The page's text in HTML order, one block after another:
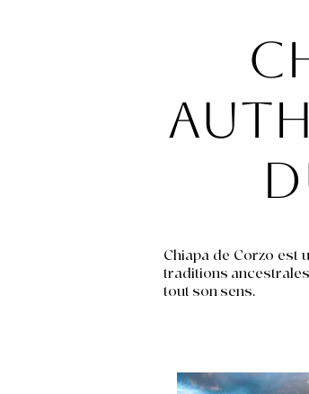
Chiapa de Corzo est
traditions
tout son sens.